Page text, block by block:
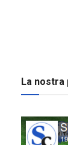
La nostra